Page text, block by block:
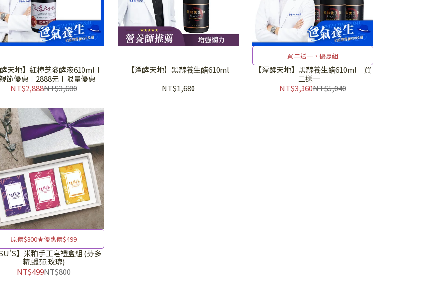
天地】紅樟芝發酵液610ml∣
節優惠∣2888元∣限量優惠
NT$2,888NT$3,680
【潭酵天地】黑蒜養生醋610ml
NT$1,680
買二送一，優惠組
【潭酵天地】黑蒜養生醋610ml│買
二送一│
NT$3,360NT$5,040
原價$800★優惠價$499
】米粕手工皂禮盒組 (芬多
精.蠟菊.玫瑰)
NT$499NT$800